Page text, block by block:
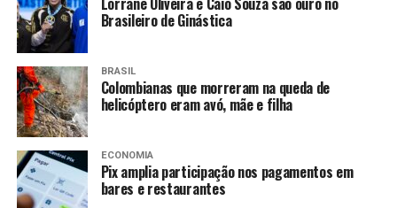
tudo pelo sucesso da
educação em nosso estado”,
disse Daniel, que na
oportunidade representou o
governador Ronaldo Caiado.
“O que o nosso governo
Brasileiro de Ginástica
BRASIL
Colombianas que morreram na queda de
helicóptero eram avó, mãe e filha
ECONOMIA
Pix amplia participação nos pagamentos em
bares e restaurantes